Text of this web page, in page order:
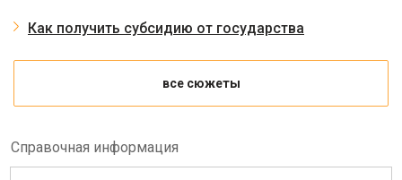
Как получить субсидию от государства
все сюжеты
Справочная информация